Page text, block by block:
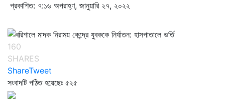
প্রকাশিত: ৭:১৬ অপরাহ্ণ, জানুয়ারি ২৭, ২০২২
160
SHARES
ShareTweet
সংবাদটি পঠিত হয়েছেঃ ৫২৫